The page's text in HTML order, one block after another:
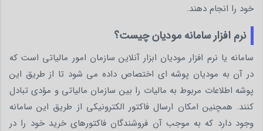
خود را انجام دهند.
نرم افزار سامانه مودیان چیست؟
سامانه یا نرم افزار مودیان ابزار آنلاین سازمان امور مالیاتی است که
در آن به مودیان پوشه ای اختصاص داده می شود تا از طریق این
پوشه اطلاعات مربوط به مالیات را بین سازمان مالیاتی و مؤدی تبادل
کنند. همچنین امکان ارسال فاکتور الکترونیکی از طریق این سامانه
وجود دارد که به موجب آن فروشندگان فاکتورهای خرید خود را در